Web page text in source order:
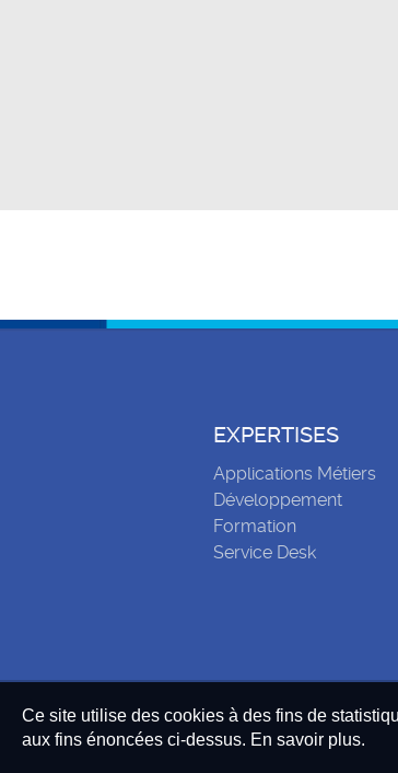
EXPERTISES
Applications Métiers
Développement
Formation
Service Desk
Ce site utilise des cookies à des fins de
aux fins énoncées ci-dessus. En savoir plus.